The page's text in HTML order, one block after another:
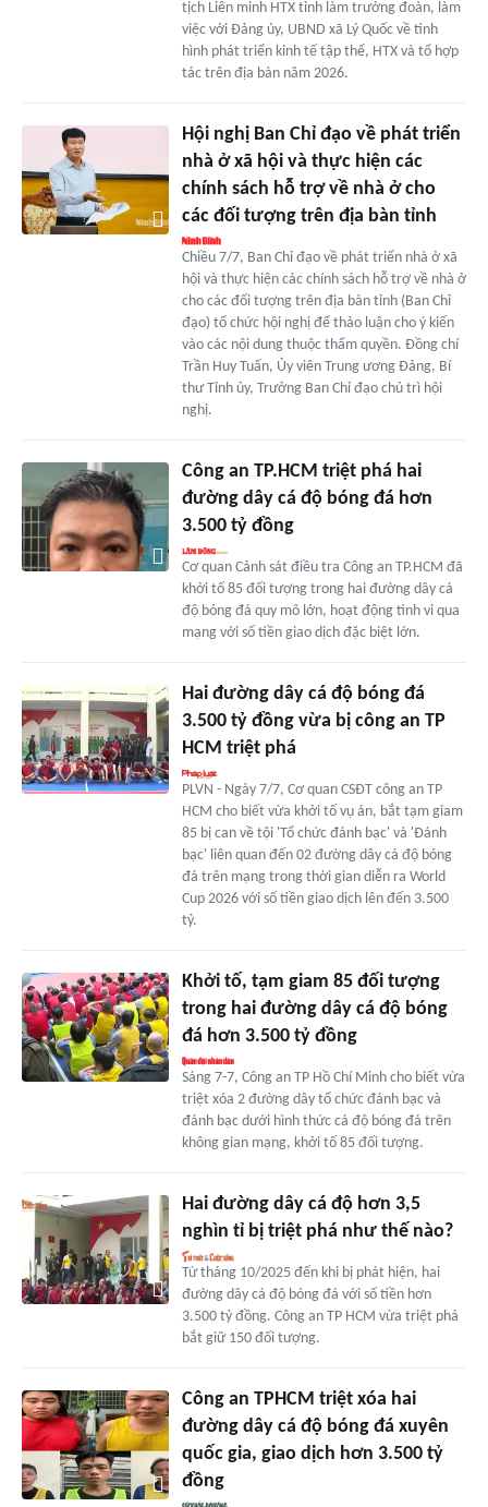
tịch Liên minh HTX tỉnh làm trưởng đoàn, làm
việc với Đảng ủy, UBND xã Lý Quốc về tình
hình phát triển kinh tế tập thể, HTX và tổ hợp
tác trên địa bàn năm 2026.
Hội nghị Ban Chỉ đạo về phát triển
nhà ở xã hội và thực hiện các
chính sách hỗ trợ về nhà ở cho
các đối tượng trên địa bàn tỉnh
Chiều 7/7, Ban Chỉ đạo về phát triển nhà ở xã
hội và thực hiện các chính sách hỗ trợ về nhà ở
cho các đối tượng trên địa bàn tỉnh (Ban Chỉ
đạo) tổ chức hội nghị để thảo luận cho ý kiến
vào các nội dung thuộc thẩm quyền. Đồng chí
Trần Huy Tuấn, Ủy viên Trung ương Đảng, Bí
thư Tỉnh ủy, Trưởng Ban Chỉ đạo chủ trì hội
nghị.
Công an TP.HCM triệt phá hai
đường dây cá độ bóng đá hơn
3.500 tỷ đồng
Cơ quan Cảnh sát điều tra Công an TP.HCM đã
khởi tố 85 đối tượng trong hai đường dây cá
độ bóng đá quy mô lớn, hoạt động tinh vi qua
mạng với số tiền giao dịch đặc biệt lớn.
Hai đường dây cá độ bóng đá
3.500 tỷ đồng vừa bị công an TP
HCM triệt phá
PLVN - Ngày 7/7, Cơ quan CSĐT công an TP
HCM cho biết vừa khởi tố vụ án, bắt tạm giam
85 bị can về tội 'Tổ chức đánh bạc' và 'Đánh
bạc' liên quan đến 02 đường dây cá độ bóng
đá trên mạng trong thời gian diễn ra World
Cup 2026 với số tiền giao dịch lên đến 3.500
tỷ.
Khởi tố, tạm giam 85 đối tượng
trong hai đường dây cá độ bóng
đá hơn 3.500 tỷ đồng
Sáng 7-7, Công an TP Hồ Chí Minh cho biết vừa
triệt xóa 2 đường dây tổ chức đánh bạc và
đánh bạc dưới hình thức cá độ bóng đá trên
không gian mạng, khởi tố 85 đối tượng.
Hai đường dây cá độ hơn 3,5
nghìn tỉ bị triệt phá như thế nào?
Từ tháng 10/2025 đến khi bị phát hiện, hai
đường dây cá độ bóng đá với số tiền hơn
3.500 tỷ đồng. Công an TP HCM vừa triệt phá
bắt giữ 150 đối tượng.
Công an TPHCM triệt xóa hai
đường dây cá độ bóng đá xuyên
quốc gia, giao dịch hơn 3.500 tỷ
đồng